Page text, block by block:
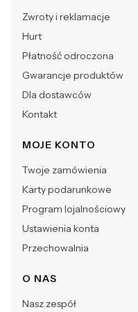
Zwroty i reklamacje
Hurt
Płatność odroczona
Gwarancje produktów
Dla dostawców
Kontakt
MOJE KONTO
Twoje zamówienia
Karty podarunkowe
Program lojalnościowy
Ustawienia konta
Przechowalnia
O NAS
Nasz zespół